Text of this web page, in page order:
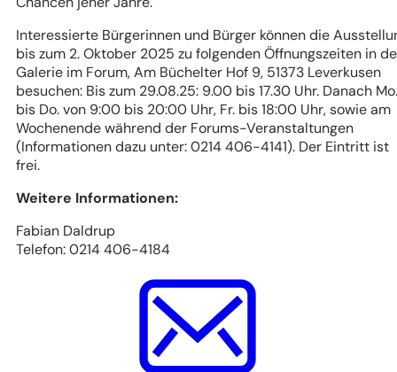
Interessierte Bürgerinnen und Bürger können die
bis zum 2. Oktober 2025 zu folgenden Öffnungszeiten in
Galerie im Forum, Am Büchelter Hof 9, 51373 Leverkusen
besuchen: Bis zum 29.08.25: 9.00 bis 17.30 Uhr. Danach Mo.
bis Do. von 9:00 bis 20:00 Uhr, Fr. bis 18:00 Uhr, sowie am
Wochenende während der Forums-Veranstaltungen
(Informationen dazu unter: 0214 406-4141). Der Eintritt ist
frei.
Weitere Informationen:
Fabian Daldrup
Telefon: 0214 406-4184